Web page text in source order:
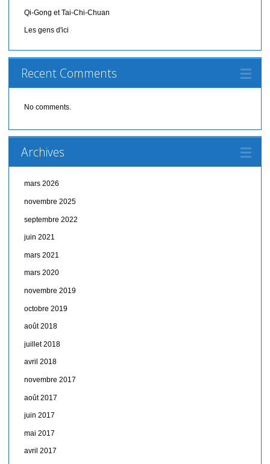
Qi-Gong et Tai-Chi-Chuan
Les gens d'ici
Recent Comments
No comments.
Archives
mars 2026
novembre 2025
septembre 2022
juin 2021
mars 2021
mars 2020
novembre 2019
octobre 2019
août 2018
juillet 2018
avril 2018
novembre 2017
août 2017
juin 2017
mai 2017
avril 2017